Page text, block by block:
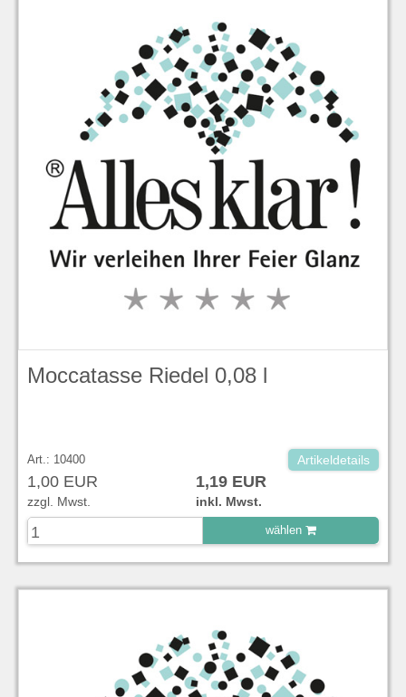
Moccatasse Riedel 0,08 l
Art.: 10400 Artikeldetails
1,00 EUR 1,19 EUR
zzgl. Mwst. inkl. Mwst.
wählen
zu Warenkorb hinzugefügt.